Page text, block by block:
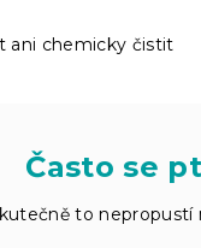
ani chemicky čistit
Často se
to nepropustí